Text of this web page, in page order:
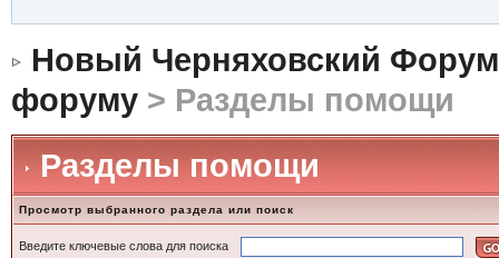
Новый Черняховский Форум
форуму> Разделы помощи
Разделы помощи
Просмотр выбранного раздела или поиск
Введите ключевые слова для поиска